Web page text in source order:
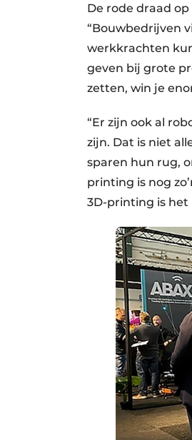
De rode draad
“Bouwbedrijven
werkkrachten
geven bij grote
zetten, win je
“Er zijn ook al
zijn. Dat is niet
sparen hun rug,
printing is nog
3D-printing is het